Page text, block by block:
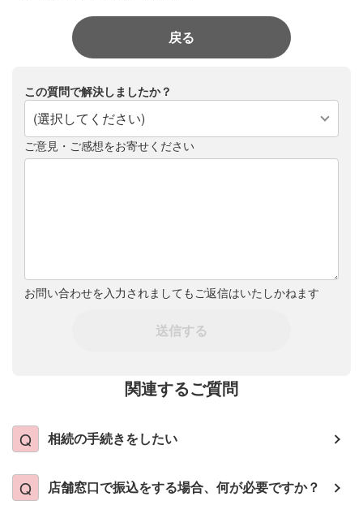
戻る
この質問で解決しましたか？
(選択してください)
ご意見・ご感想をお寄せください
お問い合わせを入力されましてもご返信はいたしかねます
送信する
関連するご質問
相続の手続きをしたい
店舗窓口で振込をする場合、何が必要ですか？